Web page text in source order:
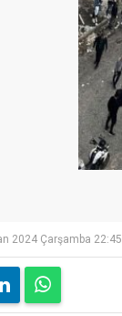
2024 Çarşamba 22:45